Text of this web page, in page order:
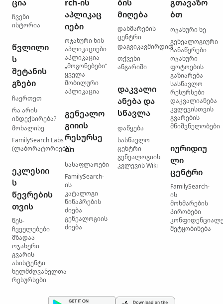
ცია
ჩვენი
ისტორია
წვლილი
ს
შეტანის
გზები
ჩაერთეთ
რა არის
ინდექსირება?
მოხალისე
FamilySearch Labs
(ლაბორატორიები)
ეკლესიი
ს
წევრების
თვის
წეს-
ჩვეულებები
მზადაა
ოჯახური
გვარის
ასისტენტი
ხელმძღვანელთა
რესურსები
rch-ის
აპლიკაც
იები
ოჯახური ხის
აპლიკაციები
აპლიკაცია
„მოგონებები“
ყველა
მობილური
აპლიკაცია
გენეალო
გიიის
რესურსე
ბი
სასაფლაოები
FamilySearch-
ის
კატალოგი
წინაპრების
ძიება
გენეალოგიის
ძიება
ბის
მიღება
დახმარების
ცენტრი
დაგვიკავშირდით
თქვენი
ანგარიში
დაკვალი
ანება და
სწავლა
დაწყება
სასწავლო
ცენტრი
გენეალოგიის
კვლევის Wiki
გთავაზო
ბთ
ოჯახური ხე
გენეალოგიური
ჩანაწერები
ოჯახური
ფოტოების
გაზიარება
სასწავლო
რესურსები
დაკვალიანება
კვლევისთვის
გვარების
მნიშვნელობები
იურიდიუ
ლი
ცენტრი
FamilySearch-
ის
მოხმარების
პირობები
შეტყობინება